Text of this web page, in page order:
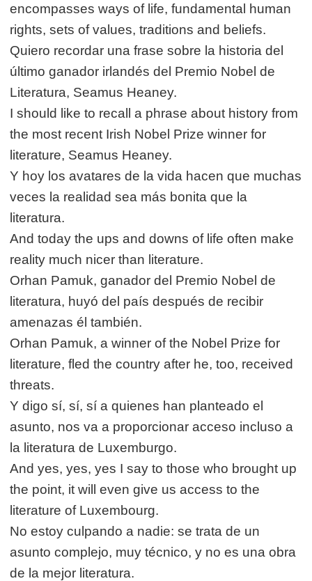
encompasses ways of life, fundamental human
rights, sets of values, traditions and beliefs.
Quiero recordar una frase sobre la historia del
último ganador irlandés del Premio Nobel de
Literatura, Seamus Heaney.
I should like to recall a phrase about history from
the most recent Irish Nobel Prize winner for
literature, Seamus Heaney.
Y hoy los avatares de la vida hacen que muchas
veces la realidad sea más bonita que la
literatura.
And today the ups and downs of life often make
reality much nicer than literature.
Orhan Pamuk, ganador del Premio Nobel de
literatura, huyó del país después de recibir
amenazas él también.
Orhan Pamuk, a winner of the Nobel Prize for
literature, fled the country after he, too, received
threats.
Y digo sí, sí, sí a quienes han planteado el
asunto, nos va a proporcionar acceso incluso a
la literatura de Luxemburgo.
And yes, yes, yes I say to those who brought up
the point, it will even give us access to the
literature of Luxembourg.
No estoy culpando a nadie: se trata de un
asunto complejo, muy técnico, y no es una obra
de la mejor literatura.